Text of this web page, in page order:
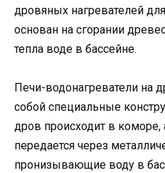
дровяных нагревателей
основан на сгорании
тепла воде в бассейне.
Печи-водонагреватели на
собой специальные
дров происходит в коморе,
передается через
пронизывающие воду в